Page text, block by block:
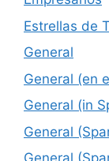
Estrellas de
General
General (en
General (in
General